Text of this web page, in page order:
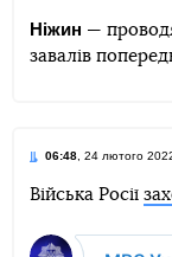
Ніжин —
завалів
06:48, 24 лютого
Війська Росії